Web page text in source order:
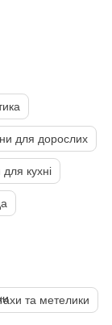
для дорослих
кухні
та метелики